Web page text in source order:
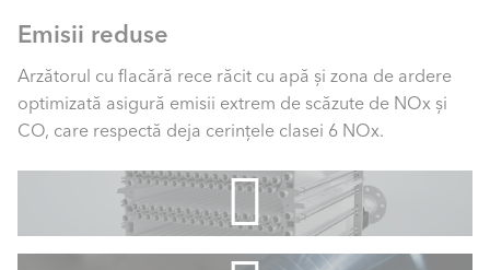
Emisii reduse
Arzătorul cu flacără rece răcit cu apă și zona de ardere
optimizată asigură emisii extrem de scăzute de NOx și
CO, care respectă deja cerințele clasei 6 NOx.